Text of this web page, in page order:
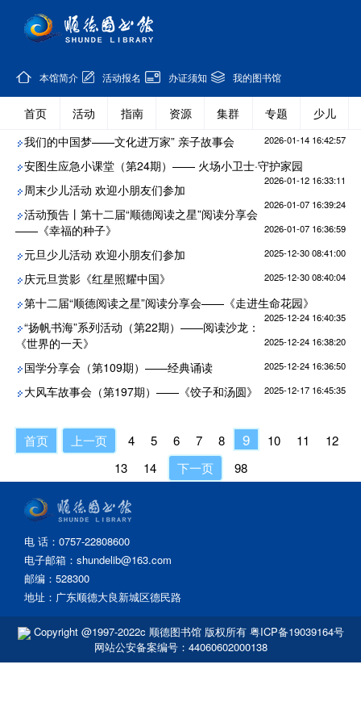
本馆简介 活动报名 办证须知 我的图书馆
首页 活动 指南 资源 集群 专题
少儿
我们的中国梦——文化进万家” 亲子故事会
2026-01-14 16:42:57
安图生应急小课堂（第24期）—— 火场小卫士·守护家园
2026-01-12 16:33:11
周末少儿活动 欢迎小朋友们参加
2026-01-07 16:39:24
活动预告丨第十二届“顺德阅读之星”阅读分享会
——《幸福的种子》
2026-01-07 16:36:59
元旦少儿活动 欢迎小朋友们参加 2025-12-30 08:41:00
庆元旦赏影《红星照耀中国》 2025-12-30 08:40:04
第十二届“顺德阅读之星”阅读分享会——《走进生命花园》
2025-12-24 16:40:35
“扬帆书海”系列活动（第22期）——阅读沙龙：
《世界的一天》
2025-12-24 16:38:20
国学分享会（第109期）——经典诵读 2025-12-24 16:36:50
大风车故事会（第197期）——《饺子和汤圆》 2025-12-17 16:45:35
首页 上一页 4 5 6 7 8 9 10 11
12
13
14 下一页 98
电 话：0757-22808600
电子邮箱：shundelib@163.com
邮编：528300
地址：广东顺德大良新城区德民路
Copyright @1997-2022c 顺德图书馆 版权所有 粤ICP备19039164号
网站公安备案编号：44060602000138